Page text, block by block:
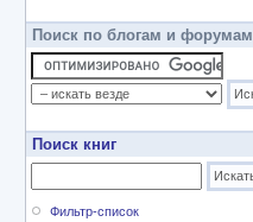
Поиск по блогам и форумам
Поиск книг
Фильтр-список